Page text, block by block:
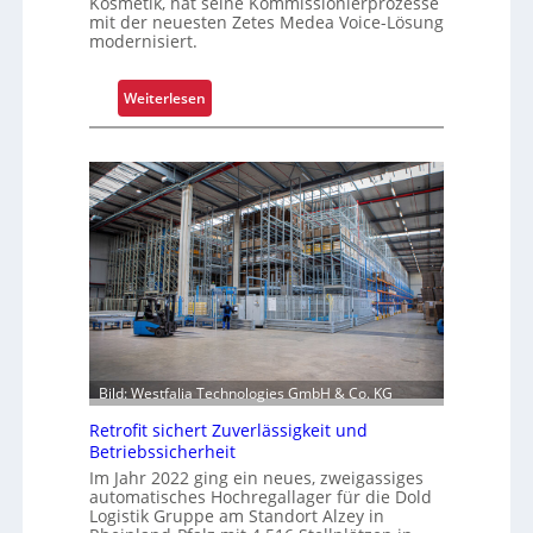
r
S
h
i
c
h
t
s
t
o
f
f
r
l
l
e
n
mit der neuesten Zetes Medea Voice-Lösung
modernisiert.
Weiterlesen:
K
m
m
i
s
s
i
o
e
r
u
n
g
u
Bild: Westfalia Technologies GmbH & Co. KG
Retrofit sichert Zuverlässigkeit und
Betriebssicherheit
Im Jahr 2022 ging ein neues, zweigassiges
automatisches Hochregallager für die Dold
Logistik Gruppe am Standort Alzey in